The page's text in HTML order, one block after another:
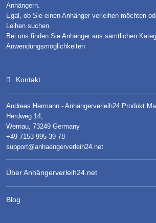
Anhängern.
Egal, ob Sie einen Anhänger verleihen möchten
Leihen suchen.
Bei uns finden Sie Anhänger aus sämtlichen
Anwendungsmöglichkeiten
Kontakt
Andreas Hermann - Anhängerverleih24 Produkt
Herdweg 14,
Wernau, 73249 Germany
+49 7153-995 39 78
support@anhaengerverleih24.net
Über Anhängerverleih24.net
Blog